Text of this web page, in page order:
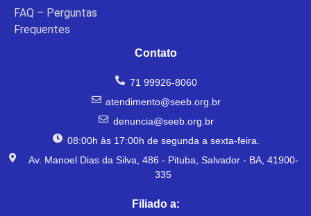
FAQ – Perguntas
Frequentes
Contato
71 99926-8060
atendimento@seeb.org.br
denuncia@seeb.org.br
08:00h às 17:00h de segunda a sexta-feira.
Av. Manoel Dias da Silva, 486 - Pituba, Salvador - BA, 41900-
335
Filiado a: